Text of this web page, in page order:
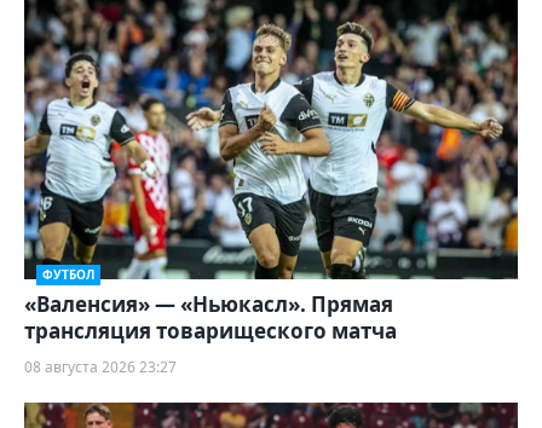
ФУТБОЛ
«Валенсия» — «Ньюкасл». Прямая
трансляция товарищеского матча
08 августа 2026 23:27